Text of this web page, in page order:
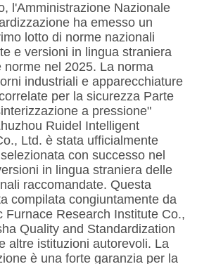
l'Amministrazione Nazionale
ha emesso un
lotto di norme nazionali
e versioni in lingua straniera
norme nel 2025. La norma
industriali e apparecchiature
per la sicurezza Parte
a pressione"
Ruidel Intelligent
Ltd. è stata ufficialmente
con successo nel
in lingua straniera delle
raccomandate. Questa
compilata congiuntamente da
Furnace Research Institute Co.,
Quality and Standardization
altre istituzioni autorevoli. La
è una forte garanzia per la